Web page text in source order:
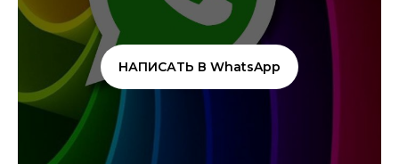
НАПИСАТЬ В WhatsApp